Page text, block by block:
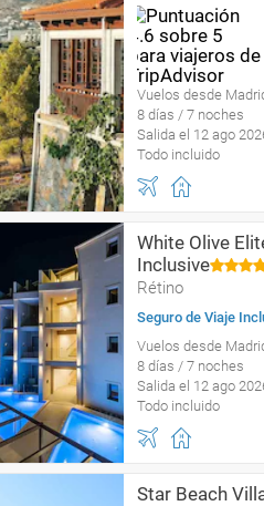
Vuelos desde
8 días / 7 noches
Salida el 12 ago
Todo incluido
White Olive
Inclusive
Rétino
Seguro de Viaje
Vuelos desde
8 días / 7 noches
Salida el 12 ago
Todo incluido
Star Beach